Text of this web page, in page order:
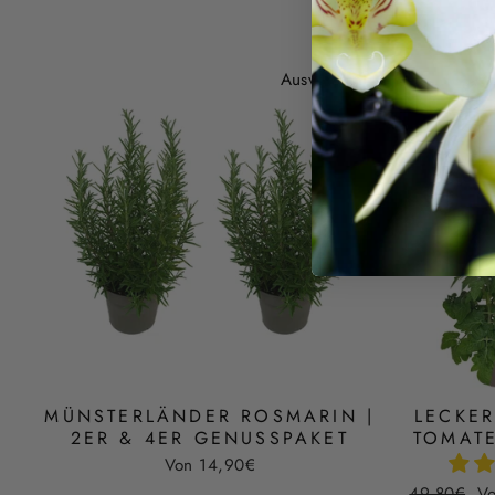
Ausverkauft
MÜNSTERLÄNDER ROSMARIN |
2ER & 4ER GENUSSPAKET
Von 14,90€